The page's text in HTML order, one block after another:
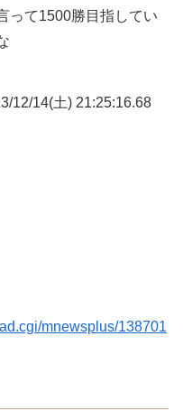
って1500勝目指してい
12/14(土) 21:25:16.68
mnewsplus/138701